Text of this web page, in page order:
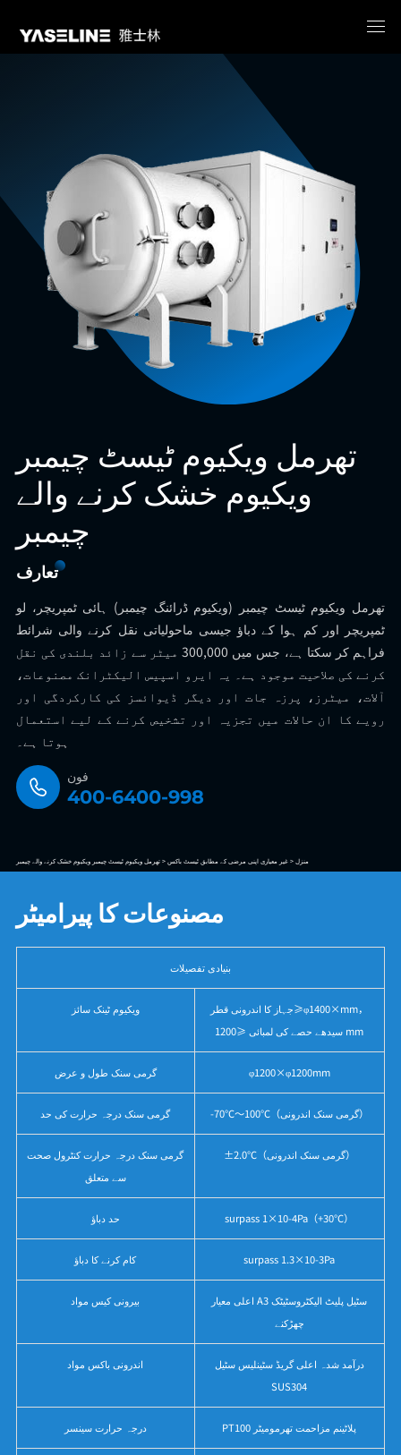
تھرمل ویکیوم ٹیسٹ چیمبر
ویکیوم خشک کرنے والے
چیمبر
تعارف
‌تھرمل ویکیوم ٹیسٹ چیمبر‌ (ویکیوم ڈرائنگ چیمبر) ہائی ٹمپریچر، لو
ٹمپریچر اور کم ہوا کے دباؤ جیسی ماحولیاتی نقل کرنے والی شرائط
فراہم کر سکتا ہے، جس میں 300,000 میٹر سے زائد بلندی کی نقل
کرنے کی صلاحیت موجود ہے۔ یہ ایرو اسپیس الیکٹرانک مصنوعات،
آلات، میٹرز، پرزہ جات اور دیگر ڈیوائسز کی کارکردگی اور
رویے کا ان حالات میں تجزیہ اور تشخیص کرنے کے لیے استعمال
ہوتا ہے۔
فون
400-6400-998
منزل >غیر معیاری اپنی مرضی کے مطابق ٹیسٹ باکس >تھرمل ویکیوم ٹیسٹ چیمبر ویکیوم خشک کرنے والے چیمبر
مصنوعات کا پیرامیٹر
بنیادی تفصیلات
ویکیوم ٹینک سائز
جہاز کا اندرونی قطر≥φ1400×mm，
سیدھے حصے کی لمبائی ≥1200 mm
گرمی سنک طول و عرض φ1200×φ1200mm
گرمی سنک درجہ حرارت کی حد -70℃～100℃（گرمی سنک اندرونی）
گرمی سنک درجہ حرارت کنٹرول صحت
سے متعلق
±2.0℃（گرمی سنک اندرونی）
حد دباؤ surpass 1×10-4Pa（+30℃）
کام کرنے کا دباؤ surpass 1.3×10-3Pa
بیرونی کیس مواد
اعلی معیار A3 سٹیل پلیٹ الیکٹروسٹیٹک
چھڑکنے
اندرونی باکس مواد
درآمد شدہ اعلی گریڈ سٹینلیس سٹیل
SUS304
درجہ حرارت سینسر PT100 پلاٹینم مزاحمت تھرمومیٹر